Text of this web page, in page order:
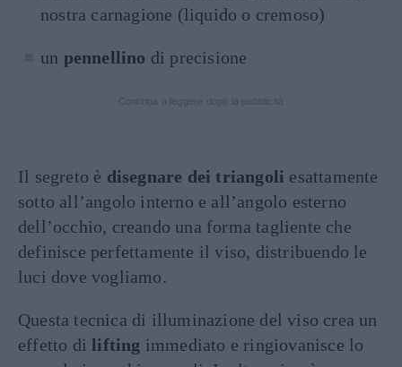
nostra carnagione (liquido o cremoso)
un pennellino di precisione
Il segreto è disegnare dei triangoli esattamente
sotto all’angolo interno e all’angolo esterno
dell’occhio, creando una forma tagliente che
definisce perfettamente il viso, distribuendo le
luci dove vogliamo.
Questa tecnica di illuminazione del viso crea un
effetto di lifting immediato e ringiovanisce lo